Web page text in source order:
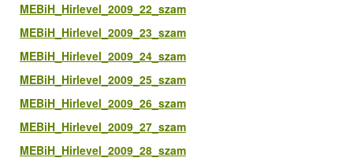
MEBiH_Hirlevel_2009_22_szam
MEBiH_Hirlevel_2009_23_szam
MEBiH_Hirlevel_2009_24_szam
MEBiH_Hirlevel_2009_25_szam
MEBiH_Hirlevel_2009_26_szam
MEBiH_Hirlevel_2009_27_szam
MEBiH_Hirlevel_2009_28_szam